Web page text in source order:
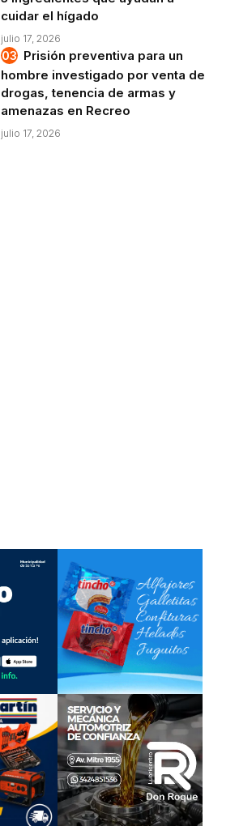
cuidar el hígado
julio 17, 2026
Prisión preventiva para un
hombre investigado por venta de
drogas, tenencia de armas y
amenazas en Recreo
julio 17, 2026